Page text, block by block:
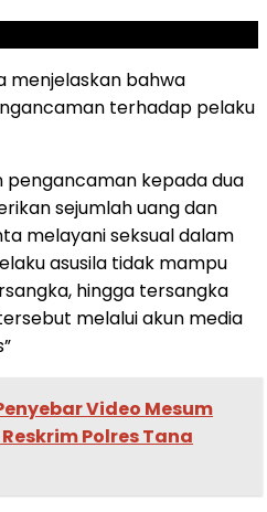
menjelaskan bahwa
terhadap pelaku
pengancaman kepada dua
sejumlah uang dan
melayani seksual dalam
asusila tidak mampu
hingga tersangka
melalui akun media
Video Mesum
Polres Tana